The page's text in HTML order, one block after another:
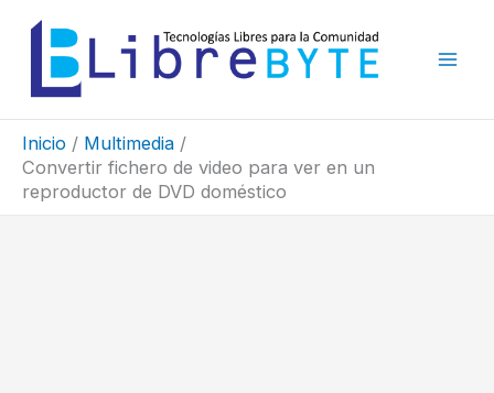
contenido
Inicio
Multimedia
Convertir fichero de video para ver en un
reproductor de DVD doméstico